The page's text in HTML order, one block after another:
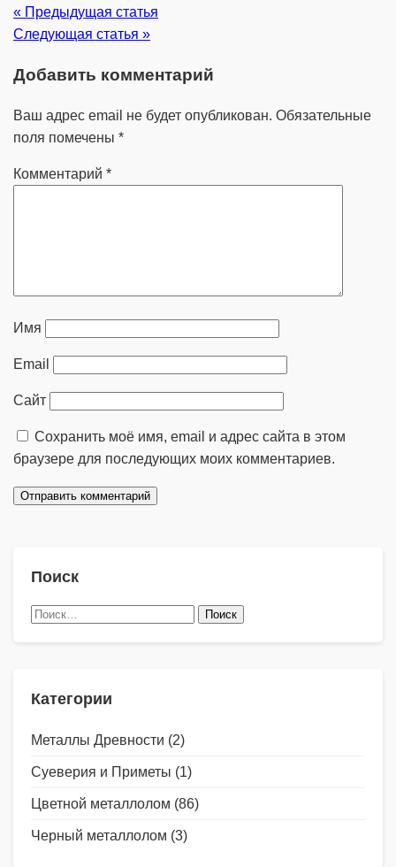
« Предыдущая статья
Следующая статья »
Добавить комментарий
Ваш адрес email не будет опубликован. Обязательные
поля помечены *
Комментарий *
Имя
Email
Сайт
Сохранить моё имя, email и адрес сайта в этом
браузере для последующих моих комментариев.
Поиск
Найти:
Категории
Металлы Древности (2)
Суеверия и Приметы (1)
Цветной металлолом (86)
Черный металлолом (3)